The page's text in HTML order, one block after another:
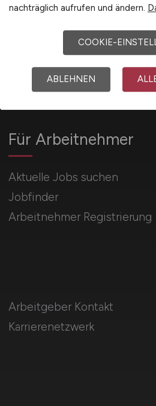
Für Arbeitnehmer
Aktuelle Jobs suchen
Jobfinder
Arbeitnehmer Registrierung
Arbeitgeber Kontakt
Karrierenetzwerk
nachträglich aufrufen und ändern.
COOKIE-
ABLEHNEN